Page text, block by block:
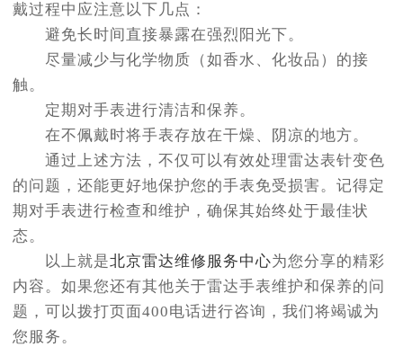
戴过程中应注意以下几点：
避免长时间直接暴露在强烈阳光下。
尽量减少与化学物质（如香水、化妆品）的接
触。
定期对手表进行清洁和保养。
在不佩戴时将手表存放在干燥、阴凉的地方。
通过上述方法，不仅可以有效处理雷达表针变色
的问题，还能更好地保护您的手表免受损害。记得定
期对手表进行检查和维护，确保其始终处于最佳状
态。
以上就是北京雷达维修服务中心为您分享的精彩
内容。如果您还有其他关于雷达手表维护和保养的问
题，可以拨打页面400电话进行咨询，我们将竭诚为
您服务。